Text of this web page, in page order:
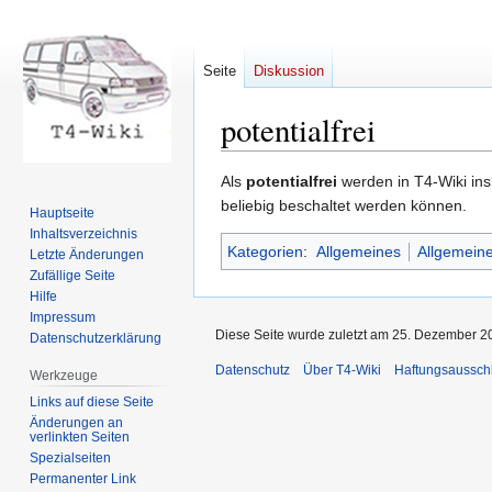
potentialfrei
Zur
Navigation
springen
Zur
Suche
springen
Als potentialfrei werden in T4-Wiki
beliebig beschaltet werden können.
Kategorien: Allgemeines
Seite Diskussion
Hauptseite
Inhaltsverzeichnis
Letzte Änderungen
Zufällige Seite
Hilfe
Impressum
Datenschutzerklärung
Werkzeuge
Links auf diese Seite
Änderungen an
verlinkten Seiten
Spezialseiten
Permanenter Link
Diese Seite wurde zuletzt am 25. Dezember
Datenschutz Über T4-Wiki